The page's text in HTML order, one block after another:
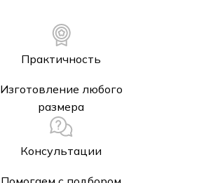
Практичность
Изготовление любого
размера
Консультации